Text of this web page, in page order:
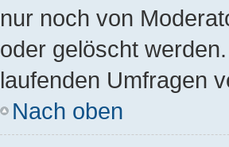
nur noch von
oder gelöscht
laufenden Umfragen
Nach oben